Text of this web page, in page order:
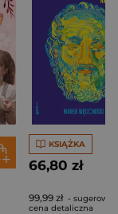
KSIĄŻKA
66,80 zł
99,99 zł -
cena detaliczna